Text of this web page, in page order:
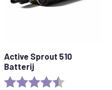
Active Sprout 510
Batterij
Beoordeling: